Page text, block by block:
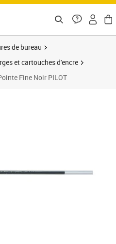
de bureau
et cartouches d'encre
Fine Noir PILOT